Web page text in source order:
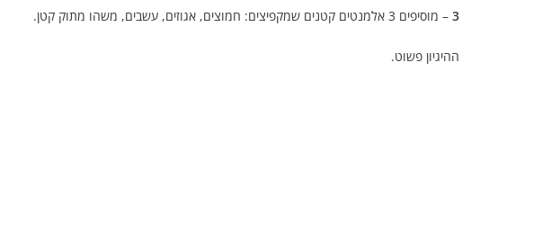
3 – מוסיפים 3 אלמנטים קטנים שמקפיצים: חמוצים, אגוזים, עשבים, משהו מתוק קטן.
ההיגיון פשוט.